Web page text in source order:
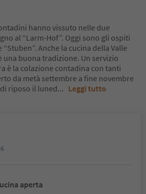
hanno vissuto nelle due
al “Larm-Hof”. Oggi sono gli ospiti
Anche la cucina della Valle
una buona tradizione. Un servizio
è la colazione contadina con tanti
da metà settembre a fine novembre
riposo il luned... Leggi tutto
aperta